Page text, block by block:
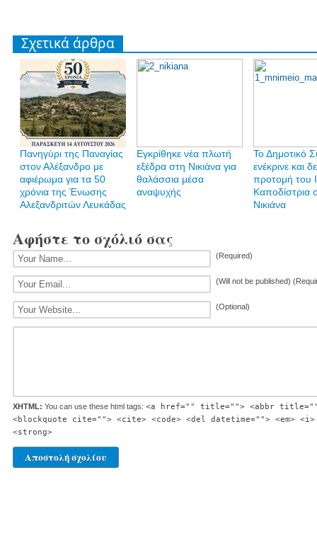
Σχετικά άρθρα
Πανηγύρι της Παναγίας
στον Αλέξανδρο με
αφιέρωμα για τα 50
χρόνια της Ένωσης
Αλεξανδριτών Λευκάδας
Εγκρίθηκε νέα πλωτή
εξέδρα στη Νικιάνα για
θαλάσσια μέσα
αναψυχής
Το Δημοτικό
ενέκρινε και
προτομή του
Καποδίστρια
Νικιάνα
Αφήστε το σχόλιό σας
(Required)
(Will not be published)
(Optional)
XHTML: You can use these html tags: <a href="" title=""> <abbr
<blockquote cite=""> <cite> <code> <del datetime=""> <em>
<strong>